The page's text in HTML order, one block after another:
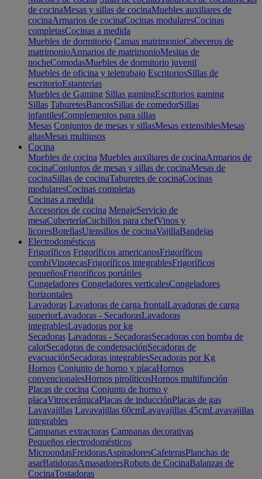
de cocinaMesas y sillas de cocinaMuebles auxiliares de
cocinaArmarios de cocinaCocinas modularesCocinas
completasCocinas a medida
Muebles de dormitorio Camas matrimonioCabeceros de
matrimonioArmarios de matrimonioMesitas de
nocheComodasMuebles de dormitorio juvenil
Muebles de oficina y teletrabajo EscritoriosSillas de
escritorioEstanterías
Muebles de Gaming Sillas gamingEscritorios gaming
Sillas TaburetesBancosSillas de comedorSillas
infantilesComplementos para sillas
Mesas Conjuntos de mesas y sillasMesas extensiblesMesas
altasMesas multiusos
Cocina
Muebles de cocina Muebles auxiliares de cocinaArmarios de
cocinaConjuntos de mesas y sillas de cocinaMesas de
cocinaSillas de cocinaTaburetes de cocinaCocinas
modularesCocinas completas
Cocinas a medida
Accesorios de cocina MenajeServicio de
mesaCuberteríaCuchillos para chefVinos y
licoresBotellasUtensilios de cocinaVajillaBandejas
Electrodomésticos
Frigoríficos Frigoríficos americanosFrigoríficos
combiVinotecasFrigoríficos integrablesFrigoríficos
pequeñosFrigoríficos portátiles
Congeladores Congeladores verticalesCongeladores
horizontales
Lavadoras Lavadoras de carga frontalLavadoras de carga
superiorLavadoras - SecadorasLavadoras
integrablesLavadoras por kg
Secadoras Lavadoras - SecadorasSecadoras con bomba de
calorSecadoras de condensaciónSecadoras de
evacuaciónSecadoras integrablesSecadoras por Kg
Hornos Conjunto de horno y placaHornos
convencionalesHornos pirolíticosHornos multifunción
Placas de cocina Conjunto de horno y
placaVitrocerámicaPlacas de inducciónPlacas de gas
Lavavajillas Lavavajillas 60cmLavavajillas 45cmLavavajillas
integrables
Campanas extractoras Campanas decorativas
Pequeños electrodomésticos
MicroondasFreidorasAspiradoresCafeterasPlanchas de
asarBatidorasAmasadoresRobots de CocinaBalanzas de
CocinaTostadoras